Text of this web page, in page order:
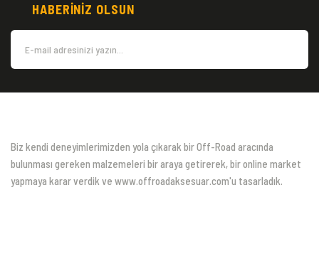
HABERİNİZ OLSUN
Biz kendi deneyimlerimizden yola çıkarak bir Off-Road aracında
bulunması gereken malzemeleri bir araya getirerek, bir online market
yapmaya karar verdik ve www.offroadaksesuar.com'u tasarladık.